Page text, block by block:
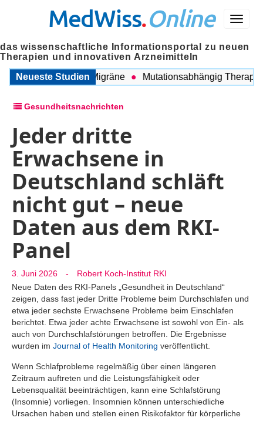
Menü
MedWiss.Online
das wissenschaftliche Informationsportal zu neuen
Therapien und innovativen Arzneimitteln
Neueste Studien
COPD und Migräne Mutationsabhängig Therapie
Gesundheitsnachrichten
Jeder dritte
Erwachsene in
Deutschland schläft
nicht gut – neue
Daten aus dem RKI-
Panel
3. Juni 2026 -
Robert Koch-Institut RKI
Neue Daten des RKI-Panels „Gesundheit in Deutschland“
zeigen, dass fast jeder Dritte Probleme beim Durchschlafen und
etwa jeder sechste Erwachsene Probleme beim Einschlafen
berichtet. Etwa jeder achte Erwachsene ist sowohl von Ein- als
auch von Durchschlafstörungen betroffen. Die Ergebnisse
wurden im Journal of Health Monitoring veröffentlicht.
Wenn Schlafprobleme regelmäßig über einen längeren
Zeitraum auftreten und die Leistungsfähigkeit oder
Lebensqualität beeinträchtigen, kann eine Schlafstörung
(Insomnie) vorliegen. Insomnien können unterschiedliche
Ursachen haben und stellen einen Risikofaktor für körperliche